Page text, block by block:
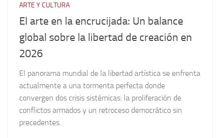
ARTE Y CULTURA
El arte en la encrucijada: Un balance
global sobre la libertad de creación en
2026
El panorama mundial de la libertad artística se enfrenta
actualmente a una tormenta perfecta donde
convergen dos crisis sistémicas: la proliferación de
conflictos armados y un retroceso democrático sin
precedentes.